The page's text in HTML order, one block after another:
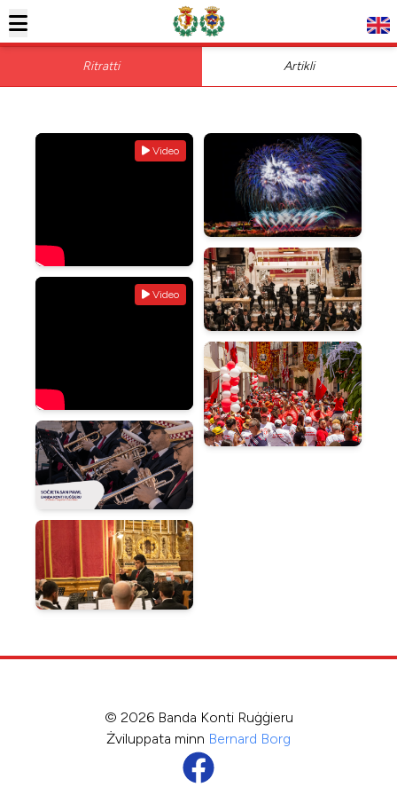
Ritratti Artikli
Video
Video
© 2026 Banda Konti Ruġġieru
Żviluppata minn Bernard Borg
Follow Banda Konti Ruġġieru on